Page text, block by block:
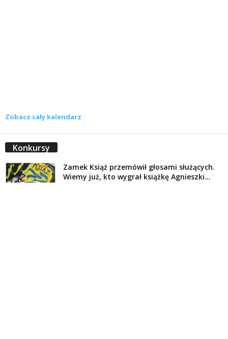
Zobacz cały kalendarz
Konkursy
Zamek Książ przemówił głosami służących.
Wiemy już, kto wygrał książkę Agnieszki...